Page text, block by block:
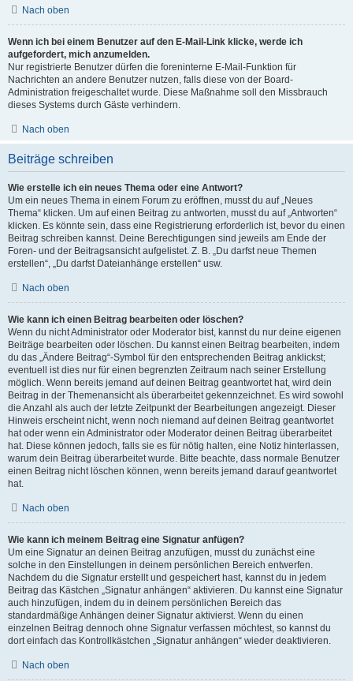
Nach oben
Wenn ich bei einem Benutzer auf den E-Mail-Link klicke, werde ich
aufgefordert, mich anzumelden.
Nur registrierte Benutzer dürfen die foreninterne E-Mail-Funktion für
Nachrichten an andere Benutzer nutzen, falls diese von der Board-
Administration freigeschaltet wurde. Diese Maßnahme soll den Missbrauch
dieses Systems durch Gäste verhindern.
Nach oben
Beiträge schreiben
Wie erstelle ich ein neues Thema oder eine Antwort?
Um ein neues Thema in einem Forum zu eröffnen, musst du auf „Neues
Thema“ klicken. Um auf einen Beitrag zu antworten, musst du auf „Antworten“
klicken. Es könnte sein, dass eine Registrierung erforderlich ist, bevor du einen
Beitrag schreiben kannst. Deine Berechtigungen sind jeweils am Ende der
Foren- und der Beitragsansicht aufgelistet. Z. B. „Du darfst neue Themen
erstellen“, „Du darfst Dateianhänge erstellen“ usw.
Nach oben
Wie kann ich einen Beitrag bearbeiten oder löschen?
Wenn du nicht Administrator oder Moderator bist, kannst du nur deine eigenen
Beiträge bearbeiten oder löschen. Du kannst einen Beitrag bearbeiten, indem
du das „Ändere Beitrag“-Symbol für den entsprechenden Beitrag anklickst;
eventuell ist dies nur für einen begrenzten Zeitraum nach seiner Erstellung
möglich. Wenn bereits jemand auf deinen Beitrag geantwortet hat, wird dein
Beitrag in der Themenansicht als überarbeitet gekennzeichnet. Es wird sowohl
die Anzahl als auch der letzte Zeitpunkt der Bearbeitungen angezeigt. Dieser
Hinweis erscheint nicht, wenn noch niemand auf deinen Beitrag geantwortet
hat oder wenn ein Administrator oder Moderator deinen Beitrag überarbeitet
hat. Diese können jedoch, falls sie es für nötig halten, eine Notiz hinterlassen,
warum dein Beitrag überarbeitet wurde. Bitte beachte, dass normale Benutzer
einen Beitrag nicht löschen können, wenn bereits jemand darauf geantwortet
hat.
Nach oben
Wie kann ich meinem Beitrag eine Signatur anfügen?
Um eine Signatur an deinen Beitrag anzufügen, musst du zunächst eine
solche in den Einstellungen in deinem persönlichen Bereich entwerfen.
Nachdem du die Signatur erstellt und gespeichert hast, kannst du in jedem
Beitrag das Kästchen „Signatur anhängen“ aktivieren. Du kannst eine Signatur
auch hinzufügen, indem du in deinem persönlichen Bereich das
standardmäßige Anhängen deiner Signatur aktivierst. Wenn du einen
einzelnen Beitrag dennoch ohne Signatur verfassen möchtest, so kannst du
dort einfach das Kontrollkästchen „Signatur anhängen“ wieder deaktivieren.
Nach oben